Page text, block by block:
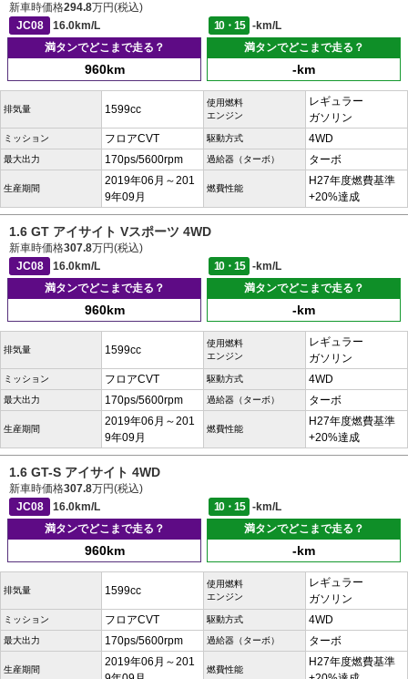
新車時価格294.8万円(税込)
JC08
16.0km/L 10・15
-km/L
満タンでどこまで走る？
960km
満タンでどこまで走る？
-km
排気量 1599cc
使用燃料
エンジン
レギュラー
ガソリン
ミッション フロアCVT 駆動方式 4WD
最大出力 170ps/5600rpm 過給器（ターボ） ターボ
生産期間
2019年06月～201
9年09月
燃費性能
H27年度燃費基準
+20%達成
1.6 GT アイサイト Vスポーツ 4WD
新車時価格307.8万円(税込)
JC08
16.0km/L 10・15
-km/L
満タンでどこまで走る？
960km
満タンでどこまで走る？
-km
排気量 1599cc
使用燃料
エンジン
レギュラー
ガソリン
ミッション フロアCVT 駆動方式 4WD
最大出力 170ps/5600rpm 過給器（ターボ） ターボ
生産期間
2019年06月～201
9年09月
燃費性能
H27年度燃費基準
+20%達成
1.6 GT-S アイサイト 4WD
新車時価格307.8万円(税込)
JC08
16.0km/L 10・15
-km/L
満タンでどこまで走る？
960km
満タンでどこまで走る？
-km
排気量 1599cc
使用燃料
エンジン
レギュラー
ガソリン
ミッション フロアCVT 駆動方式 4WD
最大出力 170ps/5600rpm 過給器（ターボ） ターボ
生産期間
2019年06月～201
燃費性能
H27年度燃費基準